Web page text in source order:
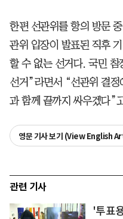
한편 선관위를 항의 방문
관위 입장이 발표된 직후
할 수 없는 선거다. 국민 참
선거”라면서 “선관위 결
과 함께 끝까지 싸우겠다”
영문 기사 보기 (View English
관련 기사
'투표